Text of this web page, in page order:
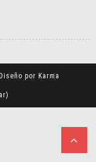
por Karma
)